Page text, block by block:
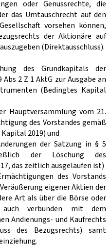
oder Genussrechte, die
das Umtauschrecht auf den
vorsehen können,
der Aktionäre auf
(Direktausschluss).
des Grundkapitals der
2 Z 1 AktG zur Ausgabe an
(Bedingtes Kapital
Hauptversammlung vom 21.
des Vorstandes gemäß
2019) und
der Satzung in § 5
der Löschung des
das zeitlich ausgelaufen ist)
des Vorstands
eigener Aktien der
Art als über die Börse oder
auch verbunden mit dem
Andienungs- und Kaufrechts
des Bezugsrechts) samt